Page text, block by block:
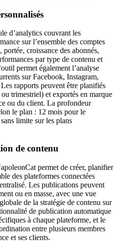
d’analytics couvrant les
sur l’ensemble des comptes
croissance des abonnés,
par type de contenu et
permet également l’analyse
sur Facebook, Instagram,
rapports peuvent être planifiés
trimestriel) et exportés en marque
ou du client. La profondeur
le plan : 12 mois pour le
limite sur les plans
de contenu
permet de créer, planifier
des plateformes connectées
Les publications peuvent
ou en masse, avec une vue
de la stratégie de contenu sur
de publication automatique
à chaque plateforme, et le
entre plusieurs membres
et ses clients.